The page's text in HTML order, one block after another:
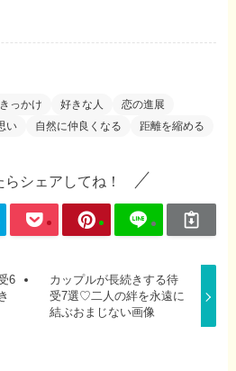
っかけ 好きな人
恋の進展
い 自然に仲良くなる 距離を縮める
らシェアしてね！
6
カップルが長続きする待
受7選♡二人の絆を永遠に
結ぶおまじない画像